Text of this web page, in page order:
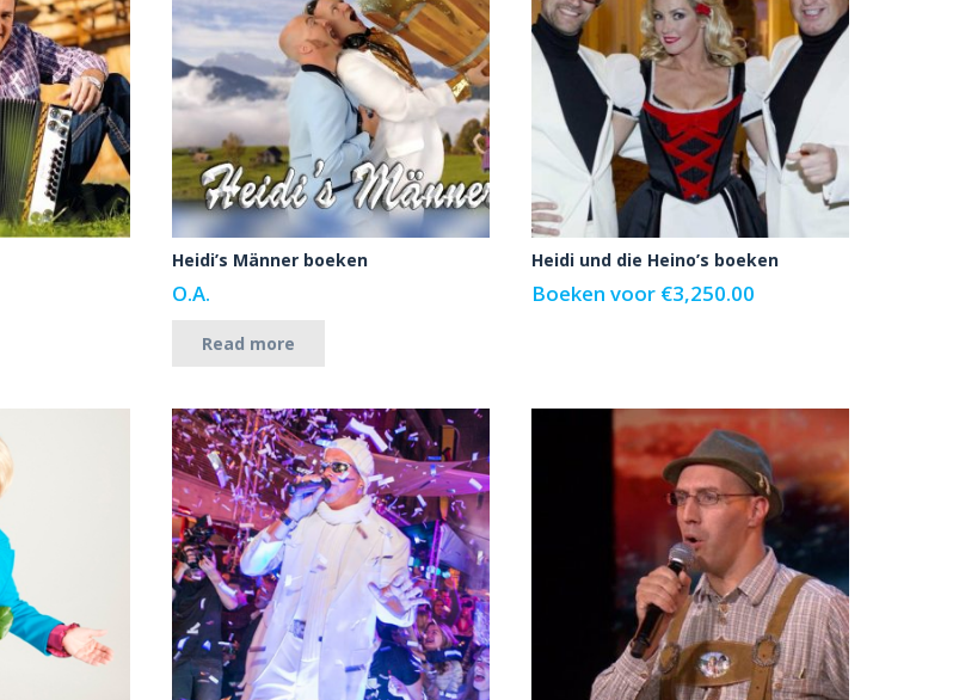
Heidi’s Männer boeken
O.A.
Read more
Heidi und die Heino’s boeken
Boeken voor €3,250.00